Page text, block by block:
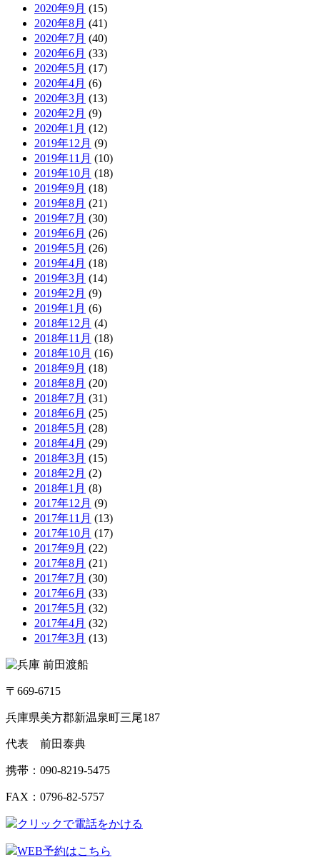
2020年9月 (15)
2020年8月 (41)
2020年7月 (40)
2020年6月 (33)
2020年5月 (17)
2020年4月 (6)
2020年3月 (13)
2020年2月 (9)
2020年1月 (12)
2019年12月 (9)
2019年11月 (10)
2019年10月 (18)
2019年9月 (18)
2019年8月 (21)
2019年7月 (30)
2019年6月 (26)
2019年5月 (26)
2019年4月 (18)
2019年3月 (14)
2019年2月 (9)
2019年1月 (6)
2018年12月 (4)
2018年11月 (18)
2018年10月 (16)
2018年9月 (18)
2018年8月 (20)
2018年7月 (31)
2018年6月 (25)
2018年5月 (28)
2018年4月 (29)
2018年3月 (15)
2018年2月 (2)
2018年1月 (8)
2017年12月 (9)
2017年11月 (13)
2017年10月 (17)
2017年9月 (22)
2017年8月 (21)
2017年7月 (30)
2017年6月 (33)
2017年5月 (32)
2017年4月 (32)
2017年3月 (13)
〒669-6715
兵庫県美方郡新温泉町三尾187
代表 前田泰典
携帯：090-8219-5475
FAX：0796-82-5757
クリックで電話をかける
WEB予約はこちら